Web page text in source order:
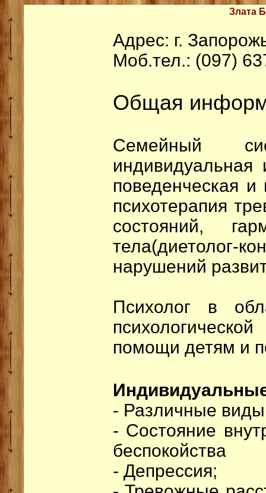
Злата
Адрес: г.
Моб.тел.: (097)
Общая
Семейный
индивидуальная
поведенческая и
психотерапия
состояний,
тела(диетолог-
нарушений
Психолог в
помощи детям и
- Различные
- Состояние
беспокойства
- Депрессия;